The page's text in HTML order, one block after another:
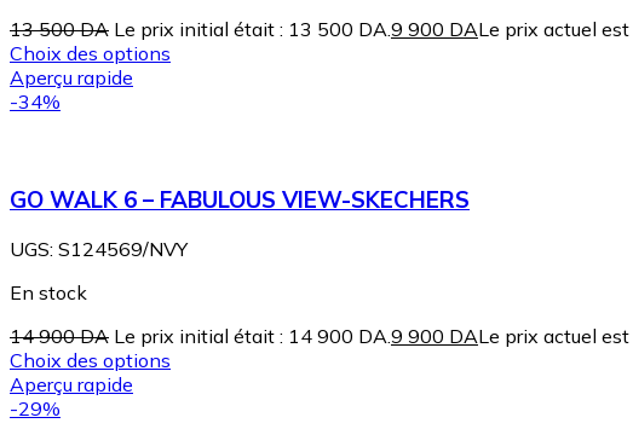
13 500DA Le prix initial était : 13 500 DA.9 900 DALe prix actuel
Choix des options
Aperçu rapide
-34%
GO WALK 6 – FABULOUS VIEW-SKECHERS
UGS: S124569/NVY
En stock
14 900DA Le prix initial était : 14 900 DA. 9 900 DALe prix actuel est
Choix des options
Aperçu rapide
-29%